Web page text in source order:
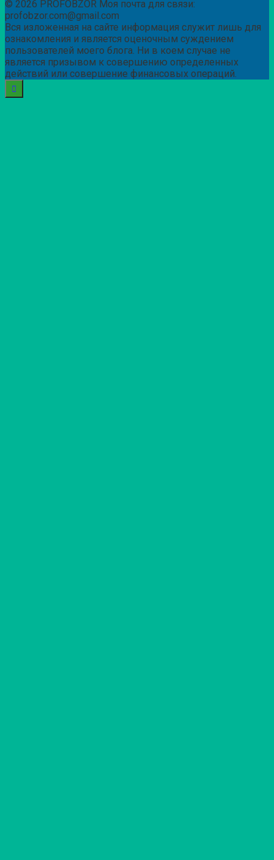
© 2026 PROFOBZOR Моя почта для связи:
profobzor.com@gmail.com
Вся изложенная на сайте информация служит лишь для
ознакомления и является оценочным суждением
пользователей моего блога. Ни в коем случае не
является призывом к совершению определенных
действий или совершение финансовых операций.